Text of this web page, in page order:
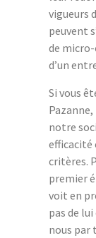
vigueurs
peuvent
de
d’un
Si vous
notre
efficacité
critères.
premier
voit en
pas de
nous par